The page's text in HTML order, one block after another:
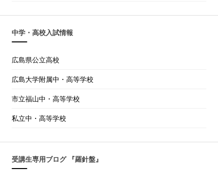
中学・高校入試情報
広島県公立高校
広島大学附属中・高等学校
市立福山中・高等学校
私立中・高等学校
受講生専用ブログ 『羅針盤』